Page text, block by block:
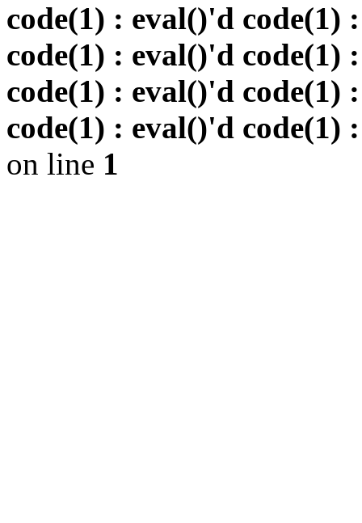
code(1) : eval()'d code(1)
code(1) : eval()'d code(1)
code(1) : eval()'d code(1)
code(1) : eval()'d code(1)
on line 1